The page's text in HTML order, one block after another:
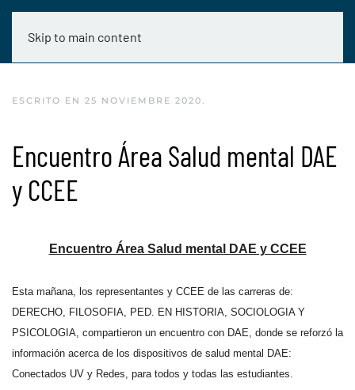
Skip to main content
ESCRITO EN 25 NOVIEMBRE 2020.
Encuentro Área Salud mental DAE
y CCEE
Encuentro Área Salud mental DAE y CCEE
Esta mañana, los representantes y CCEE de las carreras de:
DERECHO, FILOSOFIA, PED. EN HISTORIA, SOCIOLOGIA Y
PSICOLOGIA, compartieron un encuentro con DAE, donde se reforzó la
información acerca de los dispositivos de salud mental DAE:
Conectados UV y Redes, para todos y todas las estudiantes.